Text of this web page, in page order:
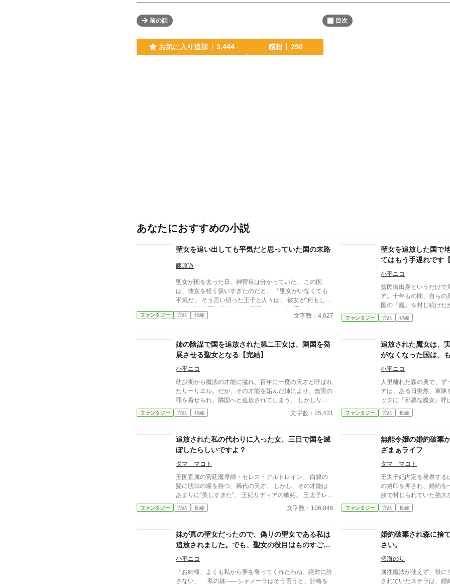
前の話 目次
お気に入り追加 3,444 感想 290
あなたにおすすめの小説
聖女を追い出しても平気だと思っていた国の末路
藤原遊
聖女が国を去った日、神官長は分かっていた。 この国
は、彼女を軽く扱いすぎたのだと。 「聖女がいなくても
平気だ」 そう言い切った王子と人々は、 彼女が“何もして
いない”まま国が崩れていく現実を、 やがて思い知ること
になる。 ――これは、聖女を追い出した国の末路を、 静
ファンタジー 完結 短編 文字数：4,627
聖女を追放した国で
てはもう手遅れです【
小平ニコ
貧民街出身というだけで
ア。十年もの間、自らの
国の『魔』を封じ続けた
で『もう用済み』とばかりに
ったエリシアだったが、
になる。その頃、新しい
いことに気づいたバロン
でエリシアを連れ戻そうとしていた
お、傲慢な態度を見せる
アは短
ファンタジー 完結 短編
姉の陰謀で国を追放された第二王女は、隣国を発
展させる聖女となる【完結】
小平ニコ
幼少期から魔法の才能に溢れ、百年に一度の天才と呼ばれ
たリーリエル。だが、その才能を妬んだ姉により、無実の
罪を着せられ、隣国へと追放されてしまう。 しかしリー
リエルはくじけなかった。持ち前の根性と、常識を遥かに
超えた魔法能力で、まともな建物すら存在しなかった隣国
ーリエルは戻って来た。 政治の実権を握り、やりたい放
題の振る舞いで国を乱す姉を打ち倒すために……
ファンタジー 完結 短編 文字数：25,431
追放された魔女は、
がなくなった国は、
一部完】
小平ニコ
人里離れた森の奥で、ず
アは、ある日突然、軍隊
ックに『邪悪な魔女』呼
魔法の天才であるラディ
らすこともできたが、争
ら』と、旅をすることにした。 『邪悪な魔女
い、国民たちから喝采を
知らなかった。魔女だと
づかぬうちに、災いから
を……
ファンタジー 完結 長編
追放された私の代わりに入った女、三日で国を滅
ぼしたらしいですよ？
タマ マコト
王国直属の宮廷魔導師・セレス・アルトレイン。 白銀の
髪に琥珀の瞳を持つ、稀代の天才。 しかし、その才能は
あまりに“美しすぎた”。 王妃リディアの嫉妬。 王太子レオ
ンの盲信。 そして、セレスを庇うはずだった上官の沈
黙。 「あなたの魔法は冷たい。心がこもっていないわ」
から追放される。 彼女はただ一言だけ残した。 「――こ
の国の炎は、三日で尽きるでしょう。」 誰もそれを脅し
とは受け取らなかった。 だがそれは、彼女が未来を見通
す“預言魔法”の言葉だったのだ。
ファンタジー 完結 長編 文字数：106,846
無能令嬢の婚約破棄
ざまぁライフ
タマ マコト
王太子妃内定を発表する
の烙印を押され、婚約を
故で封じられていた強大
ま、彼女は反論すらでき
裏では、宰相派による政
た夜、リリアナは初めて
る」選択を迫られ、死地
ファンタジー 完結 長編
妹が真の聖女だったので、偽りの聖女である私は
追放されました。でも、聖女の役目はものすごく
退屈だったので、最高に嬉しいです【完結】
小平ニコ
「お姉様、よくも私から夢を奪ってくれたわね。絶対に許
さない」 私の妹――シャノーラはそう言うと、計略を
婚約破棄され森に捨
さい。
拓海のり
属性魔法が使えず、役に
されていたステラは、婚